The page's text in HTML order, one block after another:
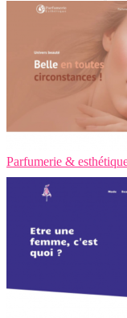
Parfumerie &